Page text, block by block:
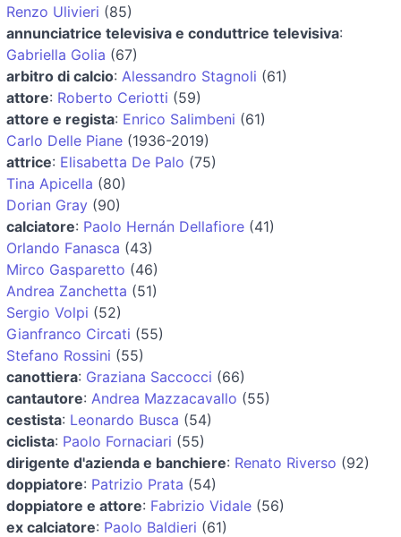
Renzo Ulivieri (85)
annunciatrice televisiva e conduttrice televisiva:
Gabriella Golia (67)
arbitro di calcio: Alessandro Stagnoli (61)
attore: Roberto Ceriotti (59)
attore e regista: Enrico Salimbeni (61)
Carlo Delle Piane (1936-2019)
attrice: Elisabetta De Palo (75)
Tina Apicella (80)
Dorian Gray (90)
calciatore: Paolo Hernán Dellafiore (41)
Orlando Fanasca (43)
Mirco Gasparetto (46)
Andrea Zanchetta (51)
Sergio Volpi (52)
Gianfranco Circati (55)
Stefano Rossini (55)
canottiera: Graziana Saccocci (66)
cantautore: Andrea Mazzacavallo (55)
cestista: Leonardo Busca (54)
ciclista: Paolo Fornaciari (55)
dirigente d'azienda e banchiere: Renato Riverso (92)
doppiatore: Patrizio Prata (54)
doppiatore e attore: Fabrizio Vidale (56)
ex calciatore: Paolo Baldieri (61)